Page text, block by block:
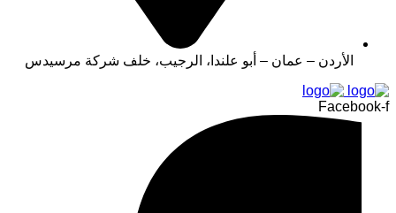
الأردن – عمان – أبو علندا، الرجيب، خلف شركة مرسيدس
Facebook-f